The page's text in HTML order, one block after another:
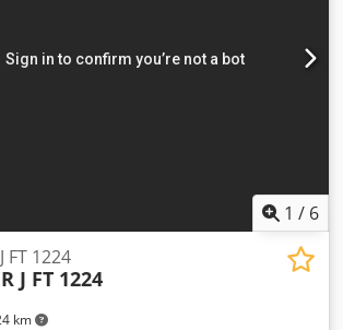
1 / 6
km
FT 1224
J FT 1224